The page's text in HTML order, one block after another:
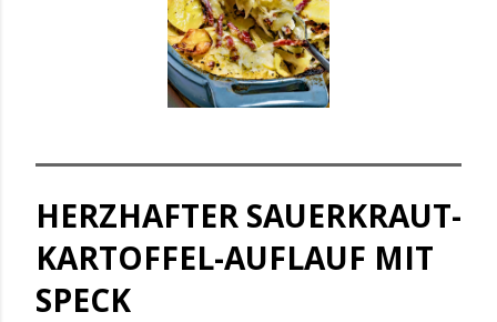
HERZHAFTER SAUERKRAUT-
KARTOFFEL-AUFLAUF MIT
SPECK